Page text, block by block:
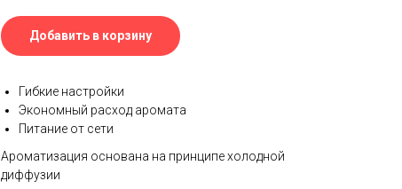
Добавить в корзину
Гибкие настройки
Экономный расход аромата
Питание от сети
Ароматизация основана на принципе холодной
диффузии